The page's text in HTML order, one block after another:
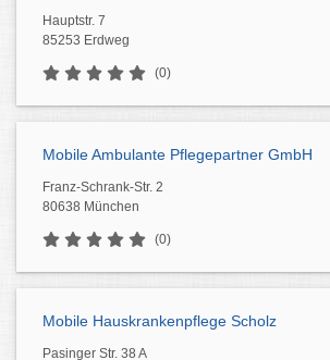
Hauptstr. 7
85253 Erdweg
(0)
Mobile Ambulante Pflegepartner GmbH
Franz-Schrank-Str. 2
80638 München
(0)
Mobile Hauskrankenpflege Scholz
Pasinger Str. 38 A